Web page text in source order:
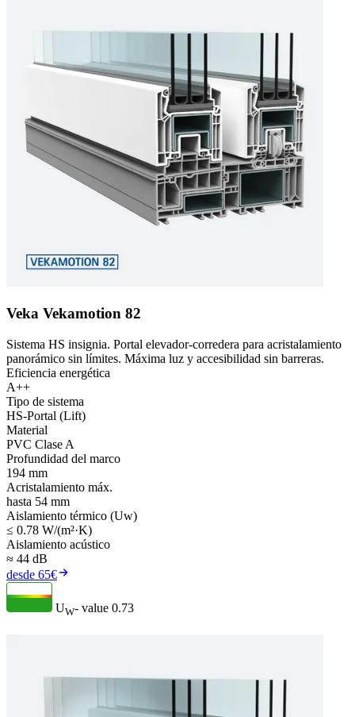
Veka Vekamotion 82
Sistema HS insignia. Portal elevador-corredera para acristalamiento
panorámico sin límites. Máxima luz y accesibilidad sin barreras.
Eficiencia energética
A++
Tipo de sistema
HS-Portal (Lift)
Material
PVC Clase A
Profundidad del marco
194 mm
Acristalamiento máx.
hasta 54 mm
Aislamiento térmico (Uw)
≤ 0.78 W/(m²·K)
Aislamiento acústico
≈ 44 dB
desde 65€
UW- value 0.73